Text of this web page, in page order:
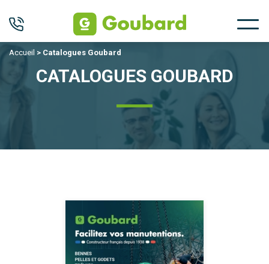
Accueil > Catalogues Goubard
CATALOGUES GOUBARD